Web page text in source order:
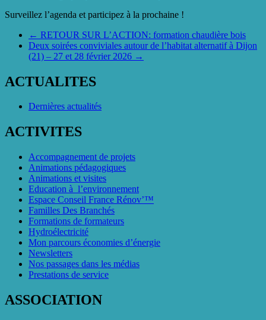
Surveillez l’agenda et participez à la prochaine !
← RETOUR SUR L’ACTION: formation chaudière bois
Deux soirées conviviales autour de l’habitat alternatif à Dijon
(21) – 27 et 28 février 2026 →
ACTUALITES
Dernières actualités
ACTIVITES
Accompagnement de projets
Animations pédagogiques
Animations et visites
Education à l’environnement
Espace Conseil France Rénov’™
Familles Des Branchés
Formations de formateurs
Hydroélectricité
Mon parcours économies d’énergie
Newsletters
Nos passages dans les médias
Prestations de service
ASSOCIATION